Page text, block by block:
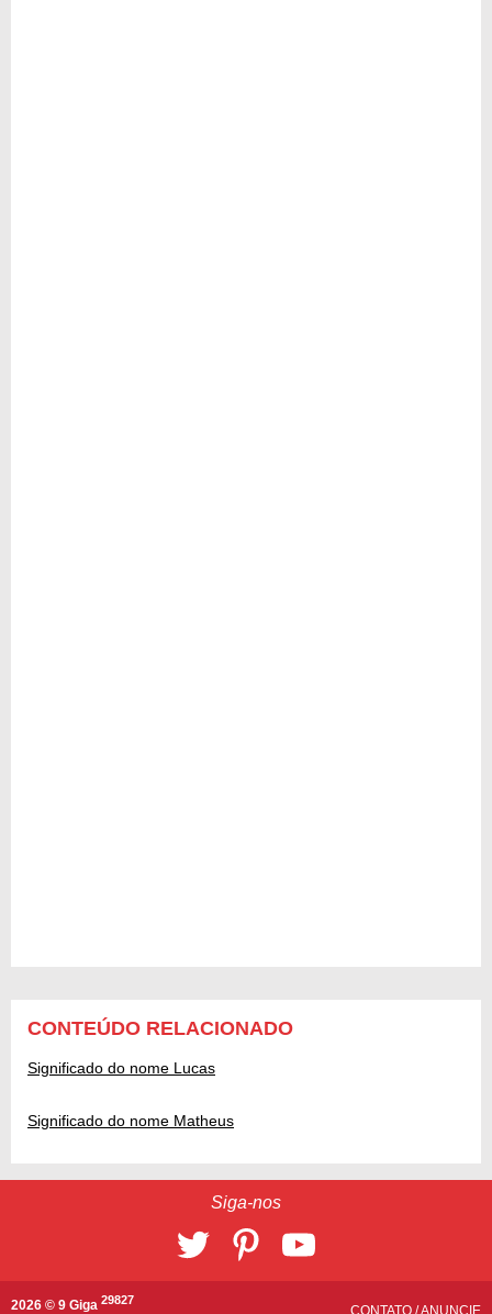
CONTEÚDO RELACIONADO
Significado do nome Lucas
Significado do nome Matheus
Siga-nos
2026 © 9 Giga 29827
CONTATO /ANUNCIE